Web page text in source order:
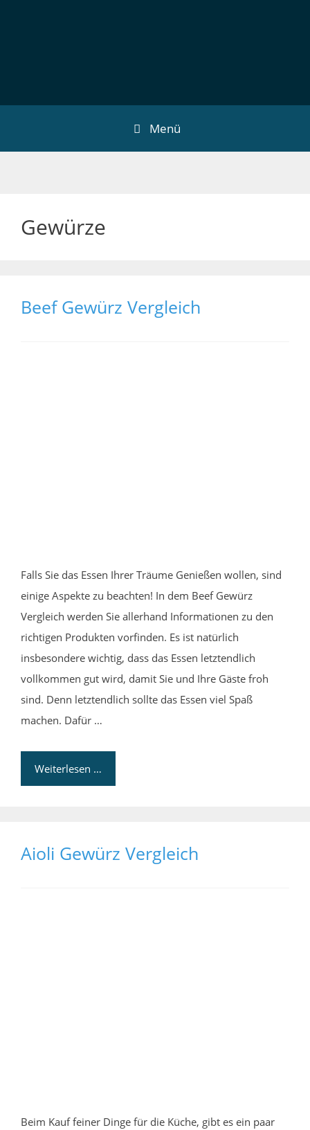
Menü
Gewürze
Beef Gewürz Vergleich
Falls Sie das Essen Ihrer Träume Genießen wollen, sind
einige Aspekte zu beachten! In dem Beef Gewürz
Vergleich werden Sie allerhand Informationen zu den
richtigen Produkten vorfinden. Es ist natürlich
insbesondere wichtig, dass das Essen letztendlich
vollkommen gut wird, damit Sie und Ihre Gäste froh
sind. Denn letztendlich sollte das Essen viel Spaß
machen. Dafür …
Weiterlesen …
Aioli Gewürz Vergleich
Beim Kauf feiner Dinge für die Küche, gibt es ein paar